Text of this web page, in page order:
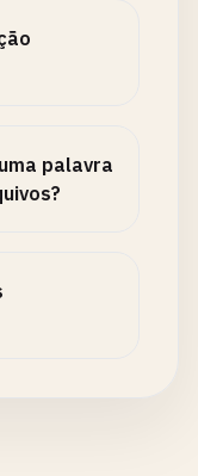
palavra